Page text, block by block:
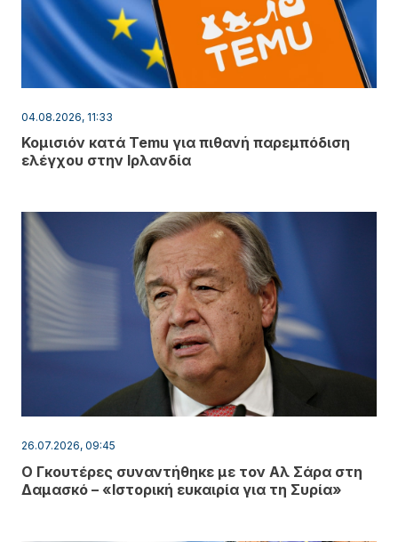
04.08.2026, 11:33
Κομισιόν κατά Temu για πιθανή παρεμπόδιση
ελέγχου στην Ιρλανδία
26.07.2026, 09:45
Ο Γκουτέρες συναντήθηκε με τον Αλ Σάρα στη
Δαμασκό – «Ιστορική ευκαιρία για τη Συρία»